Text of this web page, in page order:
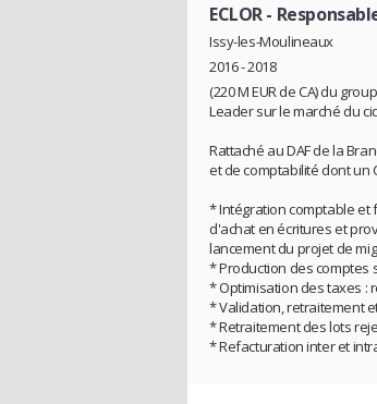
ECLOR-
Issy-les-Moulineaux
2016 - 2018
(220 M EUR de CA) du
Leader sur le marché du
Rattaché au DAF de la
et de comptabilité dont un
* Intégration comptable et
d'achat en écritures et
lancement du projet de
* Production des comptes
* Optimisation des taxes :
* Validation, retraitement
* Retraitement des lots
* Refacturation inter et